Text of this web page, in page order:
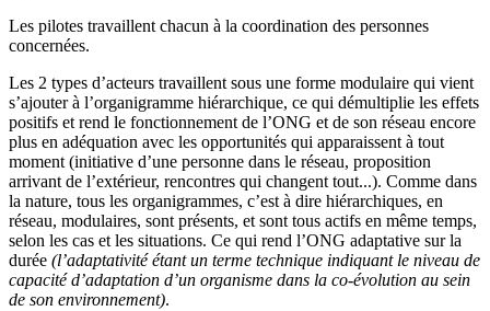
Les pilotes travaillent chacun à la coordination des personnes
concernées.
Les 2 types d’acteurs travaillent sous une forme modulaire qui vient
s’ajouter à l’organigramme hiérarchique, ce qui démultiplie les effets
positifs et rend le fonctionnement de l’ONG et de son réseau encore
plus en adéquation avec les opportunités qui apparaissent à tout
moment (initiative d’une personne dans le réseau, proposition
arrivant de l’extérieur, rencontres qui changent tout...). Comme dans
la nature, tous les organigrammes, c’est à dire hiérarchiques, en
réseau, modulaires, sont présents, et sont tous actifs en même temps,
selon les cas et les situations. Ce qui rend l’ONG adaptative sur la
durée (l’adaptativité étant un terme technique indiquant le niveau de
capacité d’adaptation d’un organisme dans la co-évolution au sein
de son environnement).